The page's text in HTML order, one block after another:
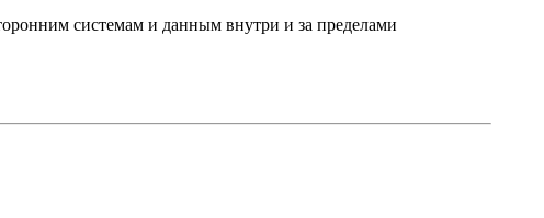
системам и данным внутри и за пределами